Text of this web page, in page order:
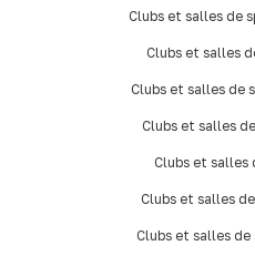
Clubs et salles de
Clubs et salles
Clubs et salles de
Clubs et salles
Clubs et salles
Clubs et salles
Clubs et salles